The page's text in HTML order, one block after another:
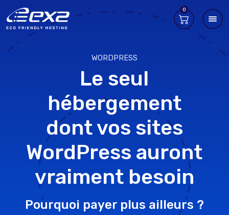
0
WORDPRESS
Le seul
hébergement
dont vos sites
WordPress auront
vraiment besoin
Pourquoi payer plus ailleurs ?